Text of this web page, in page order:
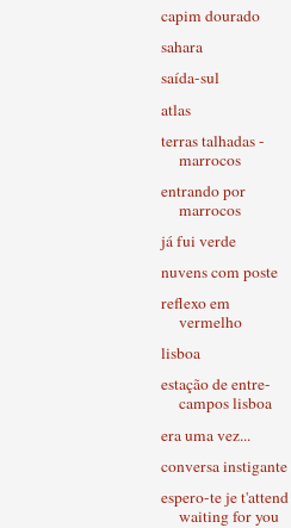
capim dourado
sahara
saída-sul
atlas
terras talhadas -
marrocos
entrando por
marrocos
já fui verde
nuvens com poste
reflexo em
vermelho
lisboa
estação de entre-
campos lisboa
era uma vez...
conversa instigante
espero-te je t'attend
waiting for you